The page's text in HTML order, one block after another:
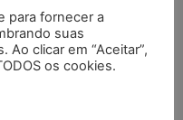
da
para fornecer a
suas
Ao clicar em “Aceitar”,
os cookies.